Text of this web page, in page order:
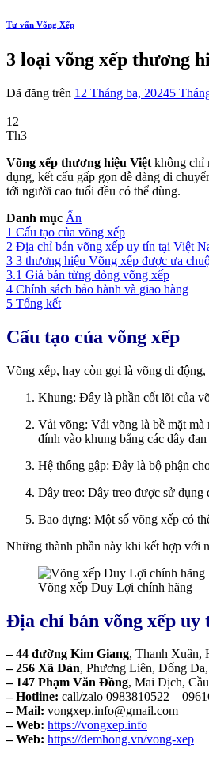
Tư vấn Võng Xếp
3 loại võng xếp thương
Đã đăng trên 12 Tháng ba, 20245
12
Th3
Võng xếp thương hiệu Việt không chỉ
dụng, kết cấu gấp gọn dễ dàng di
tới người cao tuổi đều có thể dùng.
Danh mục Ẩn
1 Cấu tạo của võng xếp
2 Địa chỉ bán võng xếp uy tín tại Việt
3 3 thương hiệu Võng xếp được ưa
3.1 Giá bán từng dòng võng xếp
4 Chính sách bảo hành và giao hàng
5 Tổng kết
Cấu tạo của võng xếp
Võng xếp, hay còn gọi là võng di động,
Khung: Đây là phần cốt lõi của
Vải võng: Vải võng là bề mặt
đính vào khung bằng các dây
Hệ thống gập: Đây là bộ phận
Dây treo: Dây treo được sử dụng
Bao đựng: Một số võng xếp có
Những thành phần này khi kết hợp với
Võng xếp Duy Lợi chính hãng
Địa chỉ bán võng xếp uy
– 44 đường Kim Giang, Thanh Xuân,
– 256 Xã Đàn, Phương Liên, Đống
– 147 Phạm Văn Đồng, Mai Dịch,
– Hotline: call/zalo 0983810522 –
– Mail: vongxep.info@gmail.com
– Web: https://vongxep.info
– Web: https://demhong.vn/vong-xep